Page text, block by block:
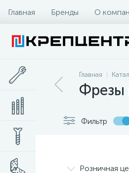
Главная Бренды О
Главная
Фрезы
Фильтр
Розничная